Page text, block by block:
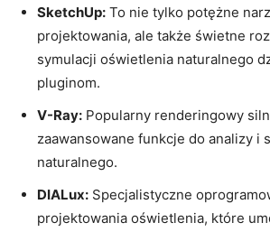
SketchUp: To ‍nie tylko potężne
projektowania, ale także świetne
symulacji oświetlenia naturalnego
pluginom.
V-Ray: Popularny renderingowy
zaawansowane funkcje do‌ analizy ⁣i
naturalnego.
DIALux: Specjalistyczne
projektowania oświetlenia, które